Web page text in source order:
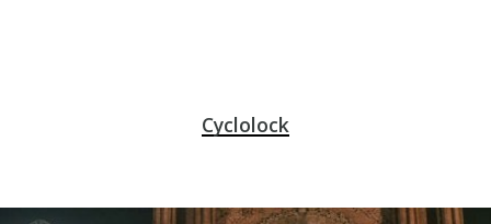
Cyclolock